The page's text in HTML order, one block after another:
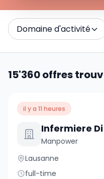
Domaine d'activité
15'360 offres
il y a 11 heures
Manpower
Lausanne
full-time